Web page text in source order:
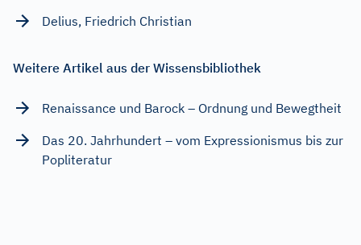
Delius, Friedrich Christian
Weitere Artikel aus der Wissensbibliothek
Renaissance und Barock – Ordnung und Bewegtheit
Das 20. Jahrhundert – vom Expressionismus bis zur
Popliteratur